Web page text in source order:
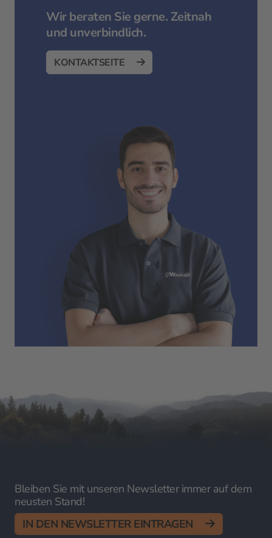
Wir beraten Sie gerne. Zeitnah
und unverbindlich.
KONTAKTSEITE
Bleiben Sie mit unseren Newsletter immer auf dem
neusten Stand!
IN DEN NEWSLETTER EINTRAGEN